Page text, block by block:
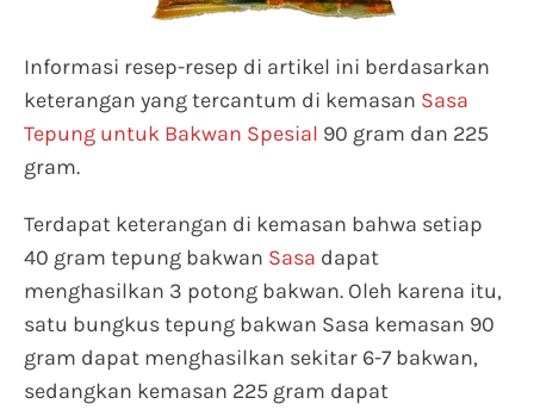
Informasi resep-resep di artikel ini berdasarkan
keterangan yang tercantum di kemasan Sasa
Tepung untuk Bakwan Spesial 90 gram dan 225
gram.
Terdapat keterangan di kemasan bahwa setiap
40 gram tepung bakwan Sasa dapat
menghasilkan 3 potong bakwan. Oleh karena itu,
satu bungkus tepung bakwan Sasa kemasan 90
gram dapat menghasilkan sekitar 6-7 bakwan,
sedangkan kemasan 225 gram dapat